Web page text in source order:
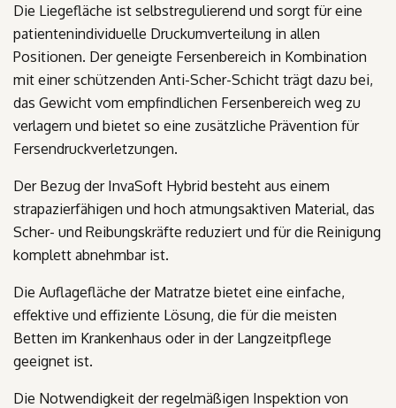
Die Liegefläche ist selbstregulierend und sorgt für eine
patientenindividuelle Druckumverteilung in allen
Positionen. Der geneigte Fersenbereich in Kombination
mit einer schützenden Anti-Scher-Schicht trägt dazu bei,
das Gewicht vom empfindlichen Fersenbereich weg zu
verlagern und bietet so eine zusätzliche Prävention für
Fersendruckverletzungen.
Der Bezug der InvaSoft Hybrid besteht aus einem
strapazierfähigen und hoch atmungsaktiven Material, das
Scher- und Reibungskräfte reduziert und für die Reinigung
komplett abnehmbar ist.
Die Auflagefläche der Matratze bietet eine einfache,
effektive und effiziente Lösung, die für die meisten
Betten im Krankenhaus oder in der Langzeitpflege
geeignet ist.
Die Notwendigkeit der regelmäßigen Inspektion von